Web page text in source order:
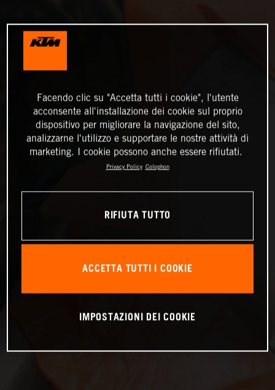
Facendo clic su "Accetta tutti i cookie", l'utente
acconsente all'installazione dei cookie sul proprio
dispositivo per migliorare la navigazione del sito,
analizzarne l'utilizzo e supportare le nostre attività di
marketing. I cookie possono anche essere rifiutati.
Privacy Policy Colophon
RIFIUTA TUTTO
ACCETTA TUTTI I COOKIE
IMPOSTAZIONI DEI COOKIE